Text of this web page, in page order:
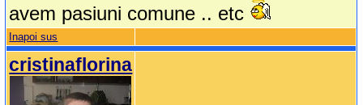
avem pasiuni comune .. etc
Inapoi sus
cristinaflorina